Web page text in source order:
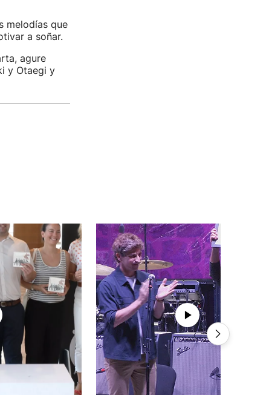
melodías que
a soñar.
agure
y Otaegi y